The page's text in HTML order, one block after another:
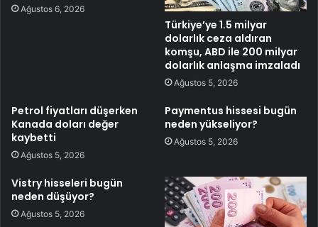
Ağustos 6, 2026
Türkiye’ye 1.5 milyar
dolarlık ceza aldıran
komşu, ABD ile 200 milyar
dolarlık anlaşma imzaladı
Ağustos 5, 2026
Petrol fiyatları düşerken
Kanada doları değer
kaybetti
Ağustos 5, 2026
Paymentus hissesi bugün
neden yükseliyor?
Ağustos 5, 2026
Vistry hisseleri bugün
neden düşüyor?
Ağustos 5, 2026